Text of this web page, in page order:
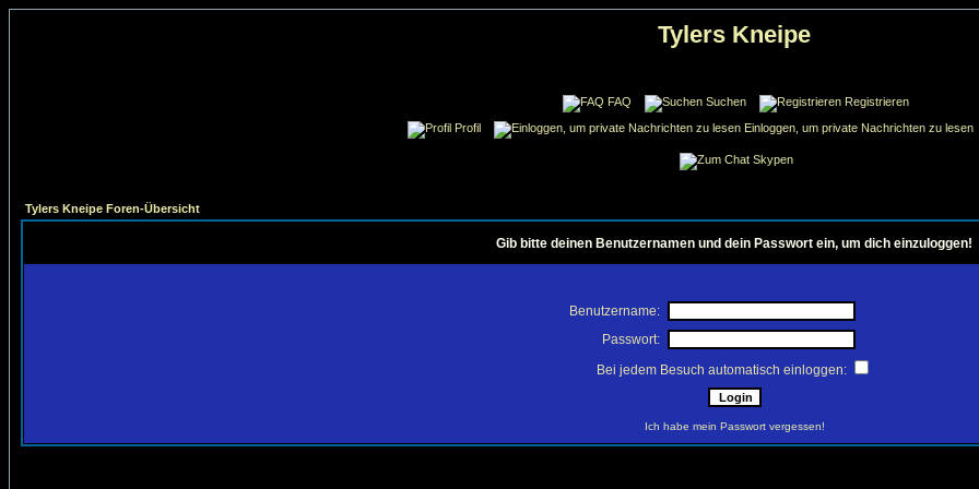
Tylers Kneipe
FAQ Suchen
Registrieren
Profil
Einloggen, um private Nachrichten zu lesen
Skypen
Tylers Kneipe Foren-Übersicht
Gib bitte deinen Benutzernamen und dein Passwort ein, um dich einzuloggen!
Benutzername:
Passwort:
Bei jedem Besuch automatisch einloggen:
Ich habe mein Passwort vergessen!